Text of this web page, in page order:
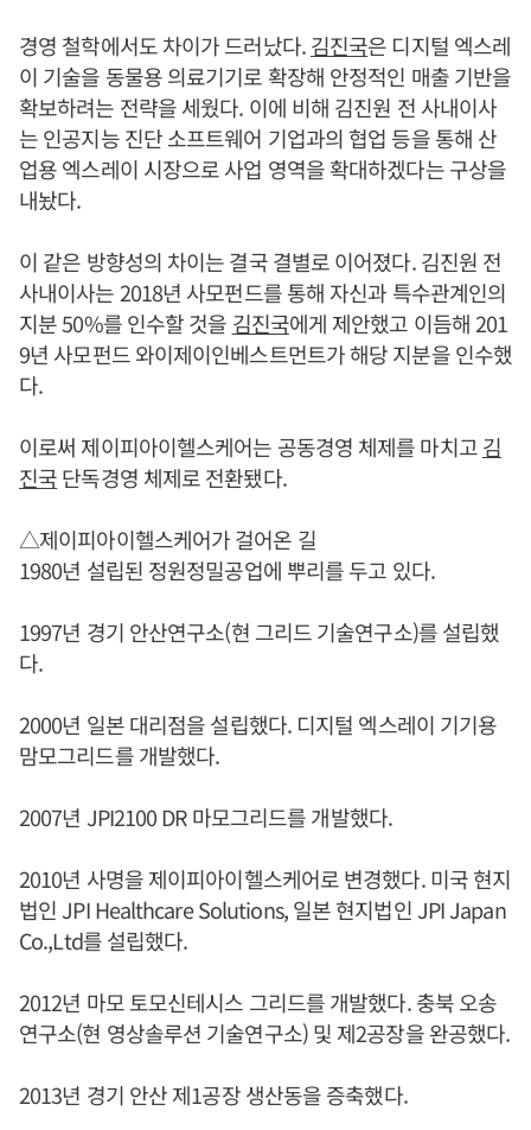
경영 철학에서도 차이가 드러났다.김진국은 디지털 엑스레
이 기술을 동물용 의료기기로 확장해 안정적인 매출 기반을
확보하려는 전략을 세웠다. 이에 비해 김진원 전 사내이사
는 인공지능 진단 소프트웨어 기업과의 협업 등을 통해 산
업용 엑스레이 시장으로 사업 영역을 확대하겠다는 구상을
내놨다.
이 같은 방향성의 차이는 결국 결별로 이어졌다. 김진원 전
사내이사는 2018년 사모펀드를 통해 자신과 특수관계인의
지분 50%를 인수할 것을 김진국에게 제안했고 이듬해 201
9년 사모펀드 와이제이인베스트먼트가 해당 지분을 인수했
다.
이로써 제이피아이헬스케어는 공동경영 체제를 마치고김
진국단독경영 체제로 전환됐다.
△제이피아이헬스케어가 걸어온 길
1980년 설립된 정원정밀공업에 뿌리를 두고 있다.
1997년 경기 안산연구소(현 그리드 기술연구소)를 설립했
다.
2000년 일본 대리점을 설립했다. 디지털 엑스레이 기기용
맘모그리드를 개발했다.
2007년 JPI2100 DR 마모그리드를 개발했다.
2010년 사명을 제이피아이헬스케어로 변경했다. 미국 현지
법인 JPI Healthcare Solutions, 일본 현지법인 JPI Japan
Co.,Ltd를 설립했다.
2012년 마모 토모신테시스 그리드를 개발했다. 충북 오송
연구소(현 영상솔루션 기술연구소) 및 제2공장을 완공했다.
2013년 경기 안산 제1공장 생산동을 증축했다.